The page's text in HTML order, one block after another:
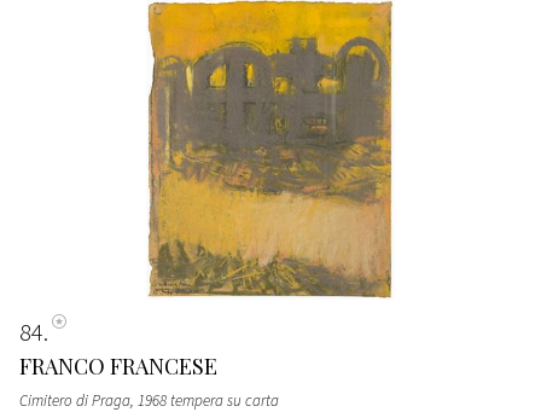
84
FRANCO FRANCESE
Cimitero di Praga, 1968 tempera su carta